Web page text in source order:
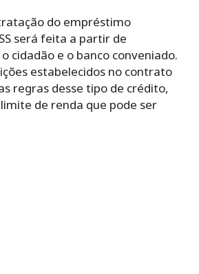
do empréstimo
será feita a partir de
cidadão e o banco conveniado.
estabelecidos no contrato
regras desse tipo de crédito,
de renda que pode ser